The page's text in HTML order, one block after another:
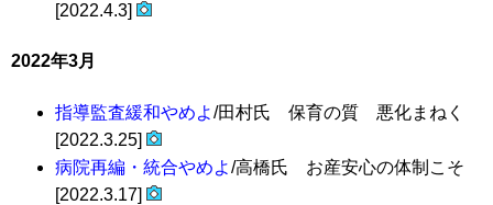
[2022.4.3]
2022年3月
指導監査緩和やめよ/田村氏 保育の質 悪化まねく
[2022.3.25]
病院再編・統合やめよ/高橋氏 お産安心の体制こそ
[2022.3.17]